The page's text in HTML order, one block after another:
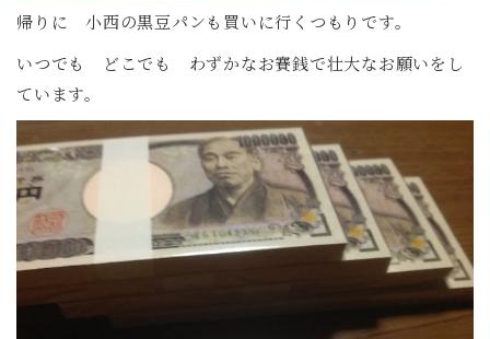
帰りに 小西の黒豆パンも買いに行くつもりです。
いつでも どこでも わずかなお賽銭で壮大なお願いをし
ています。